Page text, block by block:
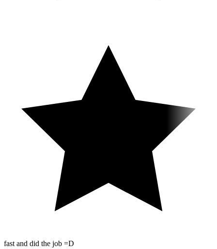
fast and did the job =D